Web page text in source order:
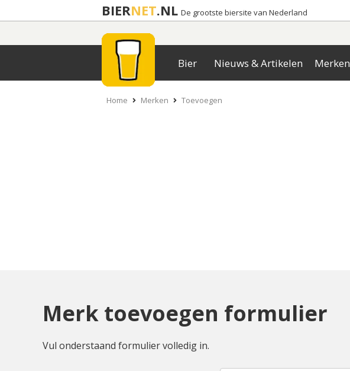
BIERNET.NL De grootste biersite van Nederland
Bier Nieuws & Artikelen Merken
Home Merken Toevoegen
Merk toevoegen formulier
Vul onderstaand formulier volledig in.